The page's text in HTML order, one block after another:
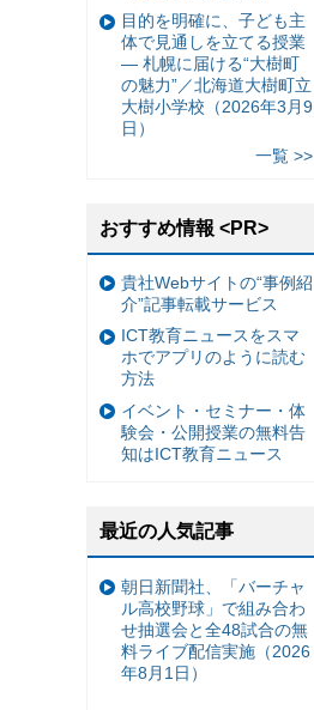
目的を明確に、子ども主
体で見通しを立てる授業
— 札幌に届ける“大樹町
の魅力”／北海道大樹町立
大樹小学校（2026年3月9
日）
一覧 >>
おすすめ情報 <PR>
貴社Webサイトの“事例紹
介”記事転載サービス
ICT教育ニュースをスマ
ホでアプリのように読む
方法
イベント・セミナー・体
験会・公開授業の無料告
知はICT教育ニュース
最近の人気記事
朝日新聞社、「バーチャ
ル高校野球」で組み合わ
せ抽選会と全48試合の無
料ライブ配信実施（2026
年8月1日）